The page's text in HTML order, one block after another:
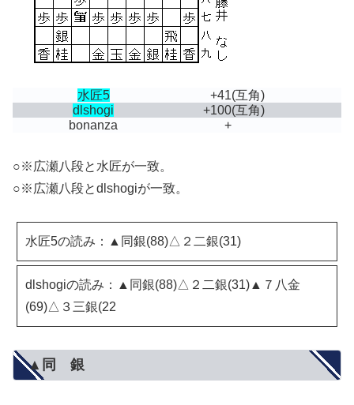
水匠5 +41(互角)
dlshogi
+100(互角)
bonanza
+
○※広瀬八段と水匠が一致。
○※広瀬八段とdlshogiが一致。
水匠5の読み：▲同銀(88)△２二銀(31)
dlshogiの読み：▲同銀(88)△２二銀(31)▲７八金
(69)△３三銀(22
▲同 銀